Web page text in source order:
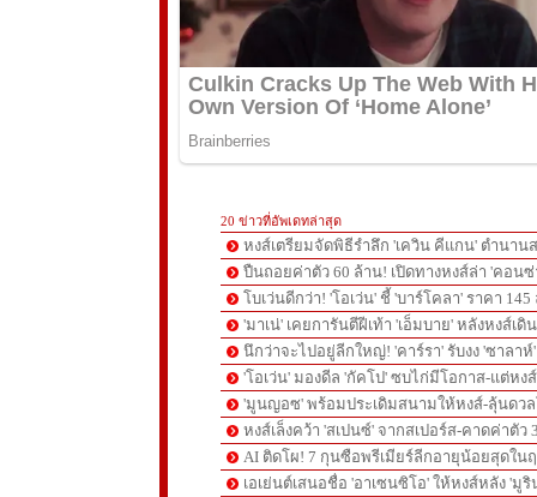
20 ข่าวที่อัพเดทล่าสุด
หงส์เตรียมจัดพิธีรำลึก 'เควิน คีแกน' ตำนาน
ปืนถอยค่าตัว 60 ล้าน! เปิดทางหงส์ล่า 'คอนซ่
โบเว่นดีกว่า! 'โอเว่น' ชี้ 'บาร์โคลา' ราคา
'มาเน่' เคยการันตีฝีเท้า 'เอ็มบาย' หลังหงส์เดิ
นึกว่าจะไปอยู่ลีกใหญ่! 'คาร์รา' รับงง 'ซาลา
'โอเว่น' มองดีล 'กัคโป' ซบไก่มีโอกาส-แต่ห
'มูนญอซ' พร้อมประเดิมสนามให้หงส์-ลุ้นดว
หงส์เล็งคว้า 'สเปนซ์' จากสเปอร์ส-คาดค่าตัว
AI ติดโผ! 7 กุนซือพรีเมียร์ลีกอายุน้อยสุดใน
เอเย่นต์เสนอชื่อ 'อาเซนซิโอ' ให้หงส์หลัง 'มู